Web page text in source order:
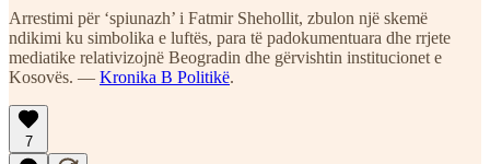
Arrestimi për ‘spiunazh’ i Fatmir Shehollit, zbulon një skemë
ndikimi ku simbolika e luftës, para të padokumentuara dhe rrjete
mediatike relativizojnë Beogradin dhe gërvishtin institucionet e
Kosovës. — Kronika B Politikë.
7